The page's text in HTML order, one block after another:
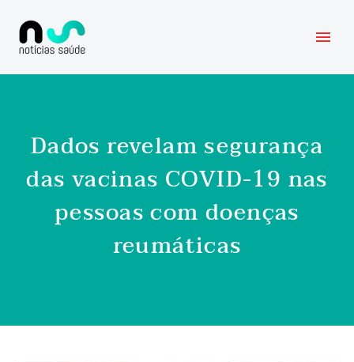
Dados revelam segurança
das vacinas COVID-19 nas
pessoas com doenças
reumáticas